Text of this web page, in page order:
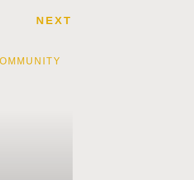
NEXT